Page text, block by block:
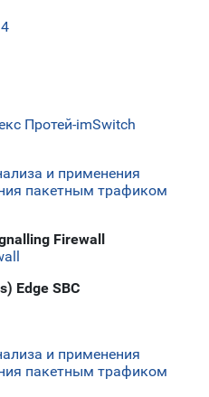
Протей-imSwitch
и применения
пакетным трафиком
Firewall
Edge SBC
и применения
пакетным трафиком